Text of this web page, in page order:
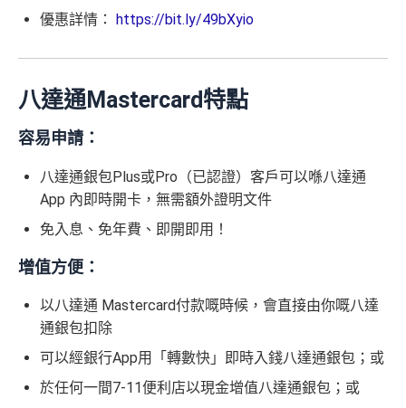
優惠詳情：
https://bit.ly/49bXyio
八達通Mastercard特點
容易申請：
八達通銀包Plus或Pro（已認證）客戶可以喺八達通
App 內即時開卡，無需額外證明文件
免入息、免年費、即開即用！
增值方便：
以八達通 Mastercard付款嘅時候，會直接由你嘅八達
通銀包扣除
可以經銀行App用「轉數快」即時入錢八達通銀包；或
於任何一間7-11便利店以現金增值八達通銀包；或